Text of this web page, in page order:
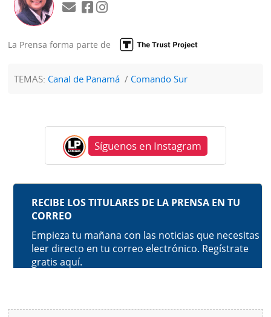
La Prensa forma parte de
TEMAS: Canal de Panamá Comando Sur
Síguenos en Instagram